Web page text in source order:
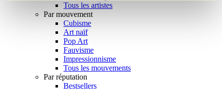
Tous les artistes
Par mouvement
Cubisme
Art naïf
Pop Art
Fauvisme
Impressionnisme
Tous les mouvements
Par réputation
Bestsellers